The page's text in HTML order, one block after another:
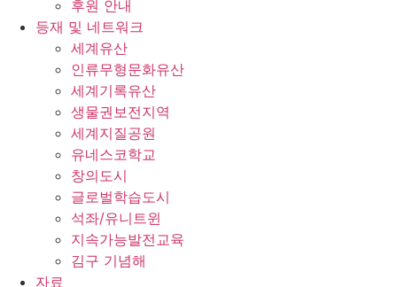
후원 안내
등재 및 네트워크
세계유산
인류무형문화유산
세계기록유산
생물권보전지역
세계지질공원
유네스코학교
창의도시
글로벌학습도시
석좌/유니트윈
지속가능발전교육
김구 기념해
자료